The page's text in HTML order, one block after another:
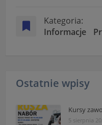
Kategoria:
Informacje
Ostatnie wpisy
Kursy
5 sierpnia